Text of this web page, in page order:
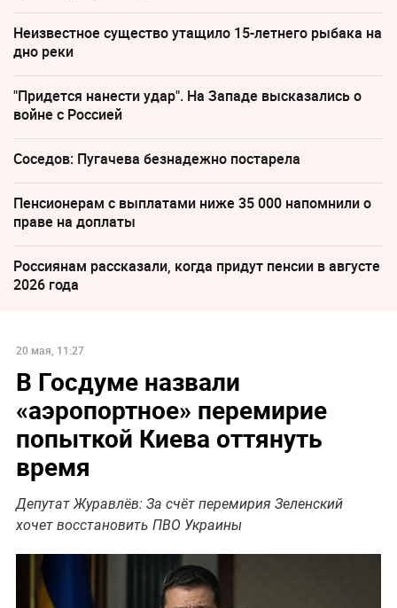
Неизвестное существо утащило 15-летнего рыбака на
дно реки
"Придется нанести удар". На Западе высказались о
войне с Россией
Соседов: Пугачева безнадежно постарела
Пенсионерам с выплатами ниже 35 000 напомнили о
праве на доплаты
Россиянам рассказали, когда придут пенсии в августе
2026 года
20 мая, 11:27
В Госдуме назвали
«аэропортное» перемирие
попыткой Киева оттянуть
время
Депутат Журавлёв: За счёт перемирия Зеленский
хочет восстановить ПВО Украины